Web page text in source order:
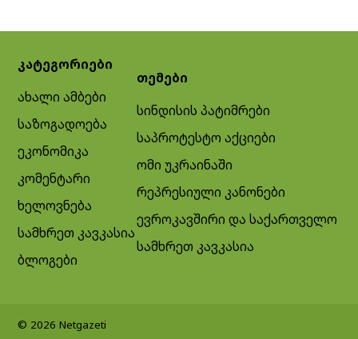
კატეგორიები
ახალი ამბები
საზოგადოება
ეკონომიკა
კომენტარი
ხელოვნება
სამხრეთ კავკასია
ბლოგები
თემები
სინდისის პატიმრები
საპროტესტო აქციები
ომი უკრაინაში
რეპრესიული კანონები
ევროკავშირი და საქართველო
სამხრეთ კავკასია
© 2026 Netgazeti